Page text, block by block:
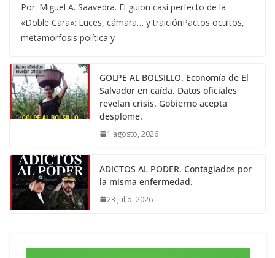
Por: Miguel A. Saavedra. El guion casi perfecto de la
«Doble Cara»: Luces, cámara… y traiciónPactos ocultos,
metamorfosis política y
GOLPE AL BOLSILLO. Economía de El
Salvador en caída. Datos oficiales
revelan crisis. Gobierno acepta
desplome.
1 agosto, 2026
ADICTOS AL PODER. Contagiados por
la misma enfermedad.
23 julio, 2026